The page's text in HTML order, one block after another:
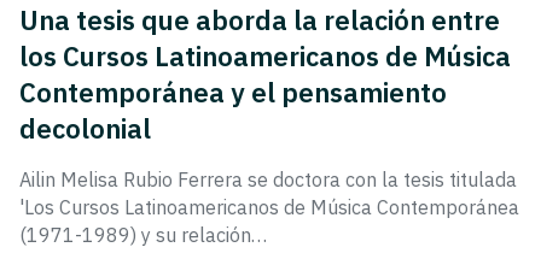
Una tesis que aborda la relación entre
los Cursos Latinoamericanos de Música
Contemporánea y el pensamiento
decolonial
Ailin Melisa Rubio Ferrera se doctora con la tesis titulada
'Los Cursos Latinoamericanos de Música Contemporánea
(1971-1989) y su relación…